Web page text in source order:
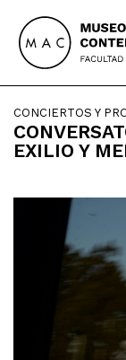
content
CONCIERTOS Y
EXILIO Y